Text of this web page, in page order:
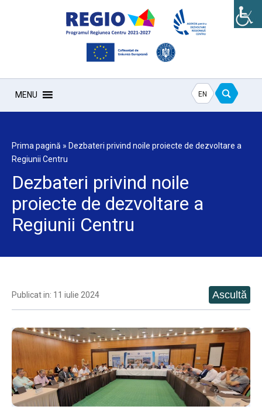
MENU EN
Prima pagină » Dezbateri privind noile proiecte de dezvoltare a
Regiunii Centru
Dezbateri privind noile
proiecte de dezvoltare a
Regiunii Centru
Publicat in: 11 iulie 2024